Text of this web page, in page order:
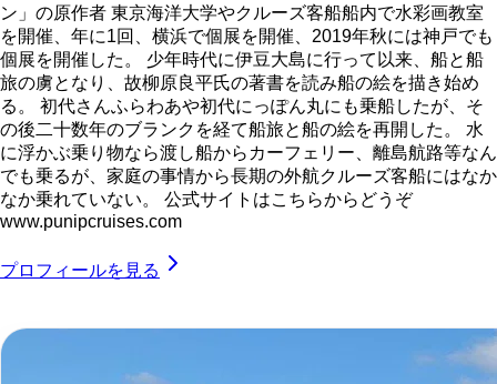
ン」の原作者 東京海洋大学やクルーズ客船船内で水彩画教室
を開催、年に1回、横浜で個展を開催、2019年秋には神戸でも
個展を開催した。 少年時代に伊豆大島に行って以来、船と船
旅の虜となり、故柳原良平氏の著書を読み船の絵を描き始め
る。 初代さんふらわあや初代にっぽん丸にも乗船したが、そ
の後二十数年のブランクを経て船旅と船の絵を再開した。 水
に浮かぶ乗り物なら渡し船からカーフェリー、離島航路等なん
でも乗るが、家庭の事情から長期の外航クルーズ客船にはなか
なか乗れていない。 公式サイトはこちらからどうぞ
www.punipcruises.com
プロフィールを見る